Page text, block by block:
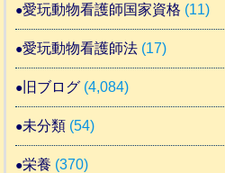
愛玩動物看護師国家資格 (11)
愛玩動物看護師法 (17)
旧ブログ (4,084)
未分類 (54)
栄養 (370)